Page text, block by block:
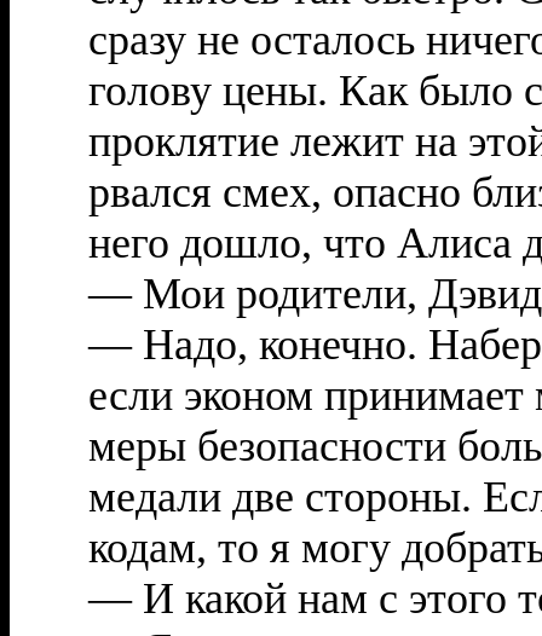
сразу не осталось
голову цены. Как было
проклятие лежит на
рвался смех, опасно
него дошло, что Алиса
— Мои родители,
— Надо, конечно.
если эконом
меры безопасности
медали две стороны.
кодам, то я могу
— И какой нам с этого